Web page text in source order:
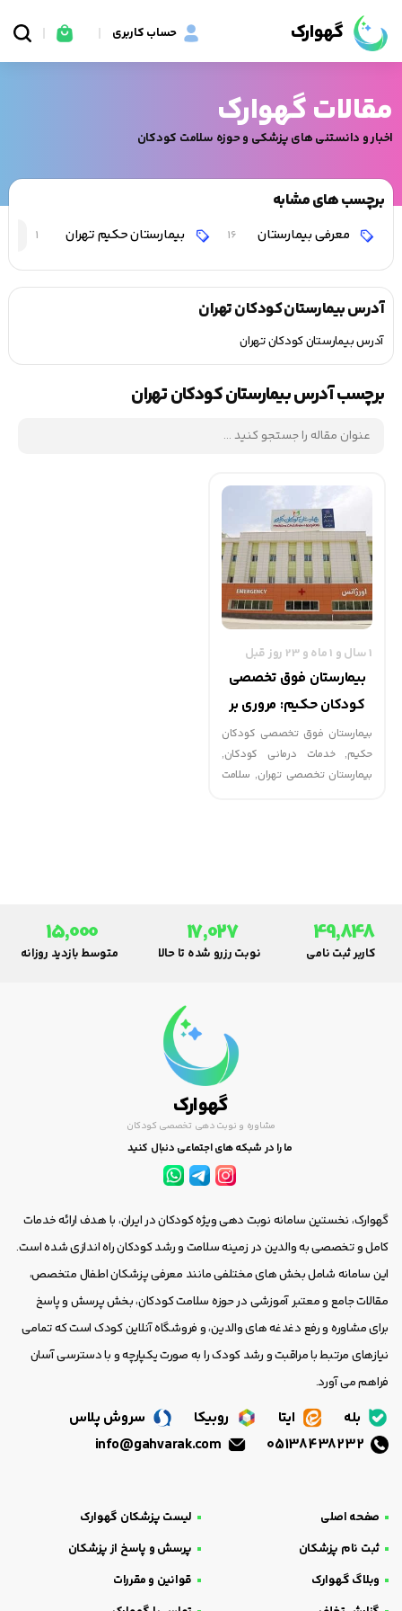
گهوارک حساب کاربری
مقالات گهوارک
اخبار و دانستنی های پزشکی و حوزه سلامت کودکان
برچسب های مشابه
معرفی بیمارستان 16 بیمارستان حکیم تهران 1
آدرس بیمارستان کودکان تهران
آدرس بیمارستان کودکان تهران
برچسب آدرس بیمارستان کودکان تهران
1 سال و 1 ماه و 23 روز قبل
بیمارستان فوق تخصصی
کودکان حکیم: مروری بر
خدمات و تحولات
بیمارستان فوق تخصصی کودکان
حکیم, خدمات درمانی کودکان,
بیمارستان تخصصی تهران, سلامت
49,848
کاربر ثبت نامی
17,027
نوبت رزرو شده تا حالا
15,000
متوسط بازدید روزانه
گهوارک
مشاوره و نوبت دهی تخصصی کودکان
ما را در شبکه های اجتماعی دنبال کنید
گهوارک، نخستین سامانه نوبت دهی ویژه کودکان در ایران، با هدف ارائه خدمات
کامل و تخصصی به والدین در زمینه سلامت و رشد کودکان راه اندازی شده است.
این سامانه شامل بخش های مختلفی مانند معرفی پزشکان اطفال متخصص،
مقالات جامع و معتبر آموزشی در حوزه سلامت کودکان، بخش پرسش و پاسخ
برای مشاوره و رفع دغدغه های والدین، و فروشگاه آنلاین کودک است که تمامی
نیازهای مرتبط با مراقبت و رشد کودک را به صورت یکپارچه و با دسترسی آسان
فراهم می آورد.
بله ایتا روبیکا
سروش پلاس
صفحه اصلی
لیست پزشکان گهوارک
ثبت نام پزشکان
پرسش و پاسخ از پزشکان
وبلاگ گهوارک
قوانین و مقررات